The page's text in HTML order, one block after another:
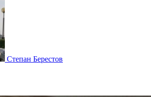
Степан Берестов